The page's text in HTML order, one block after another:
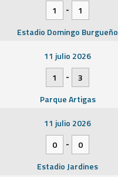
1
-
1
Estadio Domingo Burgueño
11 julio 2026
1
-
3
Parque Artigas
11 julio 2026
0
-
0
Estadio Jardines